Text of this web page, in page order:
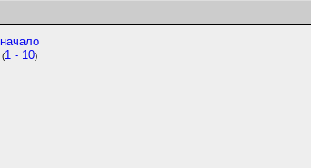
начало
(1 - 10)